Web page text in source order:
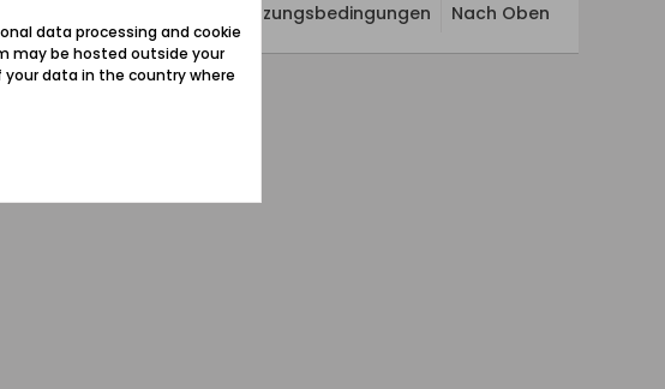
Nutzungsbedingungen Nach Oben
vorbehalten.
data processing and cookie
may be hosted outside your
data in the country where